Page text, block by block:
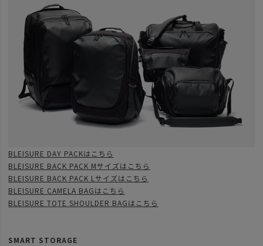
BLEISURE DAY PACKはこちら
BLEISURE BACK PACK Mサイズはこちら
BLEISURE BACK PACK Lサイズはこちら
BLEISURE CAMELA BAGはこちら
BLEISURE TOTE SHOULDER BAGはこちら
SMART STORAGE